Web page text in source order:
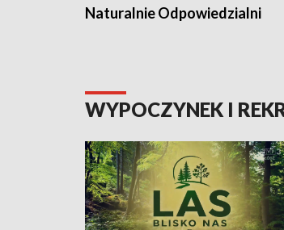
Naturalnie Odpowiedzialni
WYPOCZYNEK I